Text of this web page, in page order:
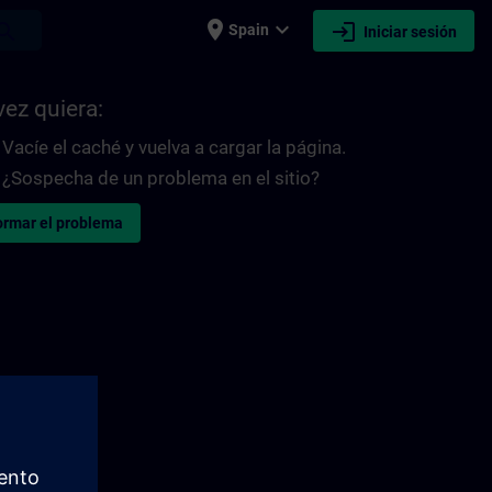
place Spain expand_more login Iniciar sesión
quiera:
Vacíe el caché y vuelva a cargar la página.
¿Sospecha de un problema en el sitio?
el problema